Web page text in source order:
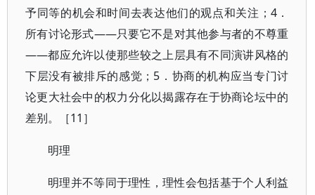
予同等的机会和时间去表达他们的观点和关注；4．
所有讨论形式——只要它不是对其他参与者的不尊重
——都应允许以使那些较之上层具有不同演讲风格的
下层没有被排斥的感觉；5．协商的机构应当专门讨
论更大社会中的权力分化以揭露存在于协商论坛中的
差别。［11］
明理
明理并不等同于理性，理性会包括基于个人利益